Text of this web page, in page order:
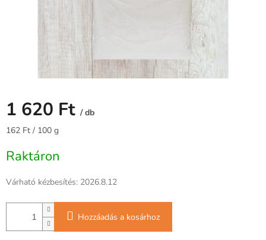
1 620 Ft / db
Egységár:
162 Ft / 100 g
Raktáron
Várható kézbesítés: 2026.8.12
Hozzáadás a kosárhoz